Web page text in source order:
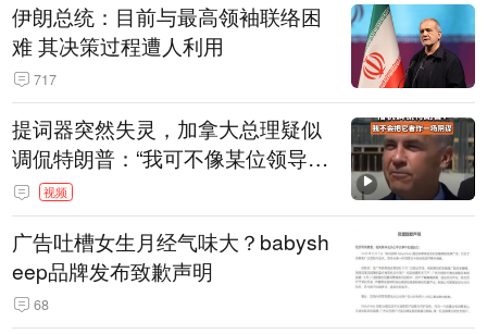
伊朗总统：目前与最高领袖联络困
难 其决策过程遭人利用
717
提词器突然失灵，加拿大总理疑似
调侃特朗普：“我可不像某位领导
人，把这当成一场阴谋”，全场哄笑
视频
广告吐槽女生月经气味大？babysh
eep品牌发布致歉声明
68